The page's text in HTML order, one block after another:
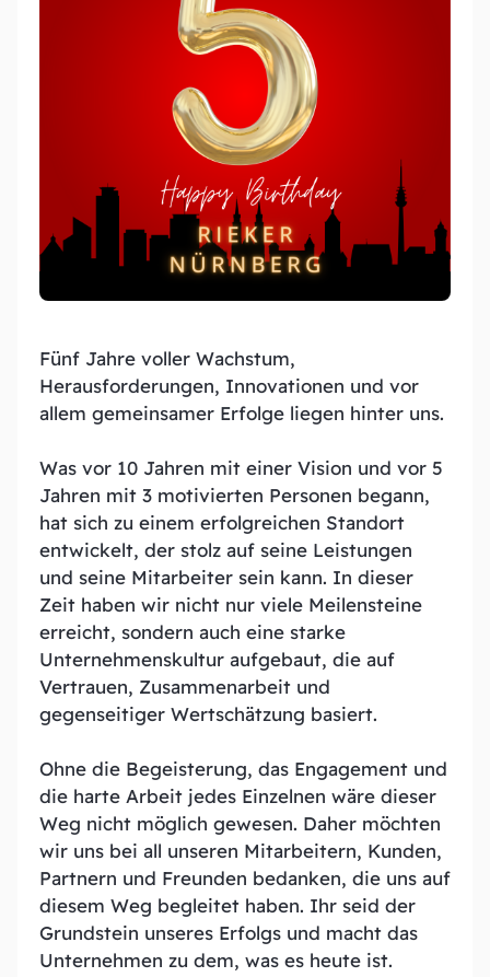
Entdecken Sie unsere Leistungen
News und Blogs
Bleiben Sie auf dem Laufendem
Erfahren Sie mehr über unsere Expertise
Team
Downloads
Hier finden Sie unsere aktuellen Download-
Materialien
Fünf Jahre voller Wachstum,
Herausforderungen, Innovationen und vor
allem gemeinsamer Erfolge liegen hinter uns.
Was vor 10 Jahren mit einer Vision und vor 5
Jahren mit 3 motivierten Personen begann,
hat sich zu einem erfolgreichen Standort
entwickelt, der stolz auf seine Leistungen
und seine Mitarbeiter sein kann. In dieser
Zeit haben wir nicht nur viele Meilensteine
erreicht, sondern auch eine starke
Unternehmenskultur aufgebaut, die auf
Vertrauen, Zusammenarbeit und
gegenseitiger Wertschätzung basiert.
Ohne die Begeisterung, das Engagement und
die harte Arbeit jedes Einzelnen wäre dieser
Weg nicht möglich gewesen. Daher möchten
wir uns bei all unseren Mitarbeitern, Kunden,
Partnern und Freunden bedanken, die uns auf
diesem Weg begleitet haben. Ihr seid der
Grundstein unseres Erfolgs und macht das
Unternehmen zu dem, was es heute ist.